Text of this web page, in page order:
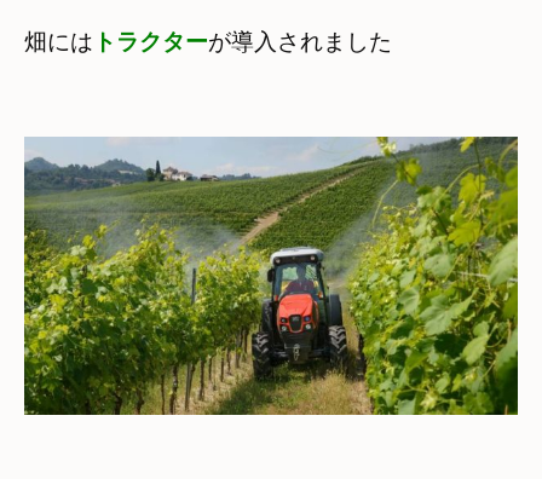
畑には トラクターが導入されました